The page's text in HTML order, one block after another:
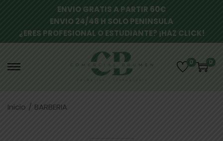
ENVIO GRATIS A PARTIR 60€
ENVIO 24/48 H SOLO PENINSULA
¿ERES PROFESIONAL O ESTUDIANTE? ¡HAZ CLICK!
0 0
Inicio / BARBERIA